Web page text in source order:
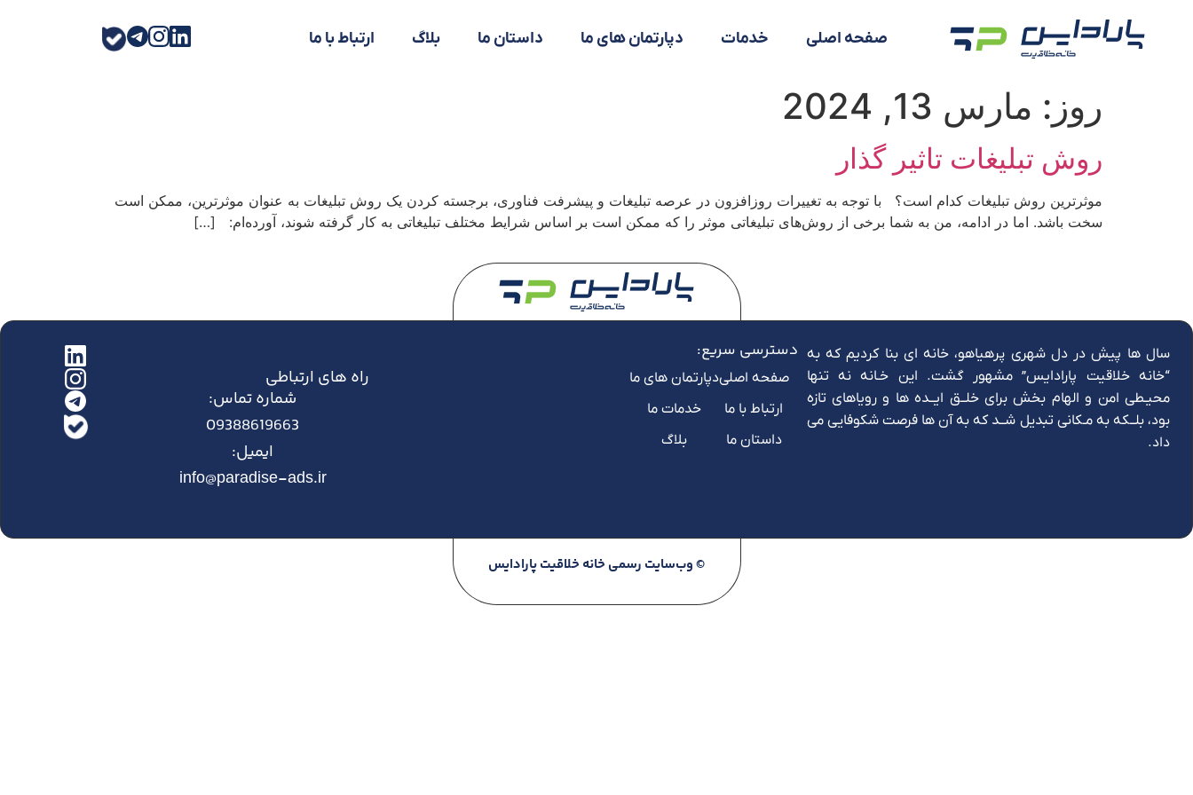
صفحه اصلی خدمات دپارتمان های ما داستان ما بلاگ ارتباط با ما
روز: مارس 13, 2024
روش تبلیغات تاثیر گذار
موثرترین روش تبلیغات کدام است؟ با توجه به تغییرات روزافزون در عرصه تبلیغات و پیشرفت فناوری، برجسته کردن یک روش تبلیغات به عنوان موثرترین، ممکن است
سخت باشد. اما در ادامه، من به شما برخی از روش‌های تبلیغاتی موثر را که ممکن است بر اساس شرایط مختلف تبلیغاتی به کار گرفته شوند، آورده‌ام: […]
سال ها پیش در دل شهری پرهیاهو، خانه ای بنا کردیم که به
“خانه خلاقیت پارادایس” مشهور گشت. این خـانه نه تنها
محیـطی امن و الهام بخش برای خلــق ایــده ها و رویاهای تازه
بود، بلــکه به مـکانی تبدیل شــد که به آن ها فرصت شکوفایی می
داد.
دسترسی سریع:
صفحه اصلی
ارتباط با ما
داستان ما
دپارتمان های ما
خدمات ما
بلاگ
راه های ارتباطی
شماره تماس:
09388619663
ایمیل:
info@paradise-ads.ir
© وب‌سایت رسمی خانه خلاقیت پارادایس